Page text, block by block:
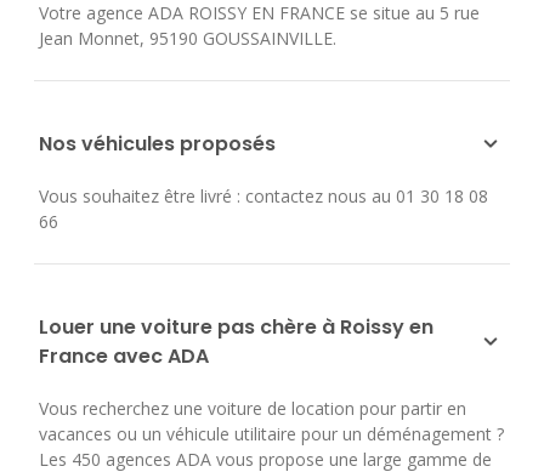
Votre agence ADA ROISSY EN FRANCE se situe au 5 rue
Jean Monnet, 95190 GOUSSAINVILLE.
Nos véhicules proposés
Vous souhaitez être livré : contactez nous au 01 30 18 08
66
Louer une voiture pas chère à Roissy en
France avec ADA
Vous recherchez une voiture de location pour partir en
vacances ou un véhicule utilitaire pour un déménagement ?
Les 450 agences ADA vous propose une large gamme de